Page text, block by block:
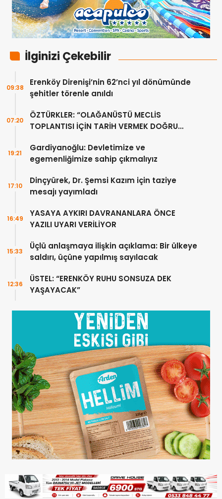
İlginizi Çekebilir
Erenköy Direnişi’nin 62’nci yıl dönümünde
şehitler törenle anıldı
09:38
ÖZTÜRKLER: “OLAĞANÜSTÜ MECLİS
TOPLANTISI İÇİN TARİH VERMEK DOĞRU
07:20
Gardiyanoğlu: Devletimize ve
egemenliğimize sahip çıkmalıyız
19:21
Dinçyürek, Dr. Şemsi Kazım için taziye
mesajı yayımladı
17:10
YASAYA AYKIRI DAVRANANLARA ÖNCE
YAZILI UYARI VERİLİYOR
16:49
Üçlü anlaşmaya ilişkin açıklama: Bir ülkeye
saldırı, üçüne yapılmış sayılacak
15:33
ÜSTEL: “ERENKÖY RUHU SONSUZA DEK
YAŞAYACAK”
12:36